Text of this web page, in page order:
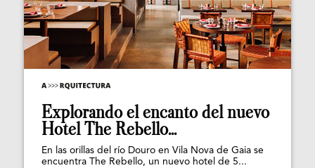
Explorando el encanto del nuevo
Hotel The Rebello...
En las orillas del río Douro en Vila Nova de Gaia se
encuentra The Rebello, un nuevo hotel de 5...